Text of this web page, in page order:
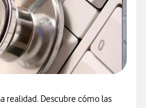
realidad. Descubre cómo las